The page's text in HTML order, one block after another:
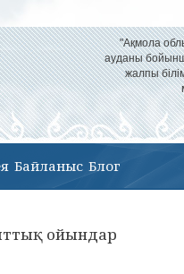
"Ақмола
ауданы
жалпы
Байланыс Блог
ойындар